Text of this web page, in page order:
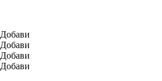
Добави
Добави
Добави
Добави